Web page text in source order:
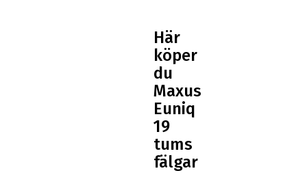
Här
köper
du
Maxus
Euniq
19
tums
fälgar